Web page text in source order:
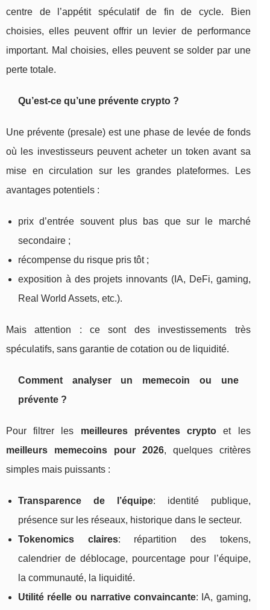
centre de l’appétit spéculatif de fin de cycle. Bien
choisies, elles peuvent offrir un levier de performance
important. Mal choisies, elles peuvent se solder par une
perte totale.
Qu’est‑ce qu’une prévente crypto ?
Une prévente (presale) est une phase de levée de fonds
où les investisseurs peuvent acheter un token avant sa
mise en circulation sur les grandes plateformes. Les
avantages potentiels :
prix d’entrée souvent plus bas que sur le marché
secondaire ;
récompense du risque pris tôt ;
exposition à des projets innovants (IA, DeFi, gaming,
Real World Assets, etc.).
Mais attention : ce sont des investissements très
spéculatifs, sans garantie de cotation ou de liquidité.
Comment analyser un memecoin ou une
prévente ?
Pour filtrer les meilleures préventes crypto et les
meilleurs memecoins pour 2026, quelques critères
simples mais puissants :
Transparence de l’équipe: identité publique,
présence sur les réseaux, historique dans le secteur.
Tokenomics claires: répartition des tokens,
calendrier de déblocage, pourcentage pour l’équipe,
la communauté, la liquidité.
Utilité réelle ou narrative convaincante: IA, gaming,